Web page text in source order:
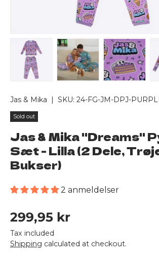
Jas & Mika | SKU: 24-FG-JM-DPJ-
Sold out
Jas & Mika "Dreams"
Sæt - Lilla (2 Dele,
Bukser)
2 anmeldelser
Regular price
299,95 kr
Tax included
Shipping calculated at checkout.